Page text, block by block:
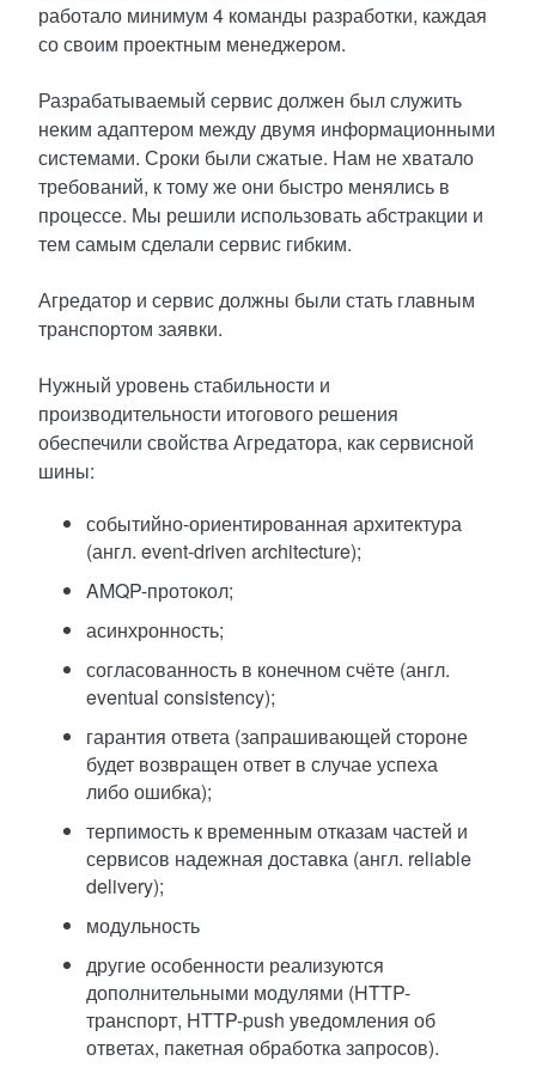
работало минимум 4 команды разработки, каждая
со своим проектным менеджером.
Разрабатываемый сервис должен был служить
неким адаптером между двумя информационными
системами. Сроки были сжатые. Нам не хватало
требований, к тому же они быстро менялись в
процессе. Мы решили использовать абстракции и
тем самым сделали сервис гибким.
Агредатор и сервис должны были стать главным
транспортом заявки.
Нужный уровень стабильности и
производительности итогового решения
обеспечили свойства Агредатора, как сервисной
шины:
событийно-ориентированная архитектура
(англ. event-driven architecture);
AMQP-протокол;
асинхронность;
согласованность в конечном счёте (англ.
eventual consistency);
гарантия ответа (запрашивающей стороне
будет возвращен ответ в случае успеха
либо ошибка);
терпимость к временным отказам частей и
сервисов надежная доставка (англ. reliable
delivery);
модульность
другие особенности реализуются
дополнительными модулями (HTTP-
транспорт, HTTP-push уведомления об
ответах, пакетная обработка запросов).